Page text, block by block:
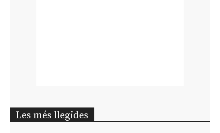
Les més llegides